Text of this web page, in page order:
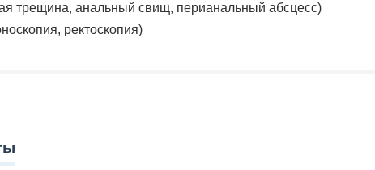
трещина, анальный свищ, перианальный абсцесс)
ректоскопия)